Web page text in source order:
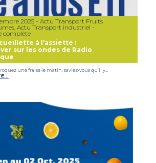
2025 - Actu Transport Fruits
Actu Transport industriel -
complète
à l’assiette :
sur les ondes de Radio
une fraise le matin, saviez-vous qu’il y…